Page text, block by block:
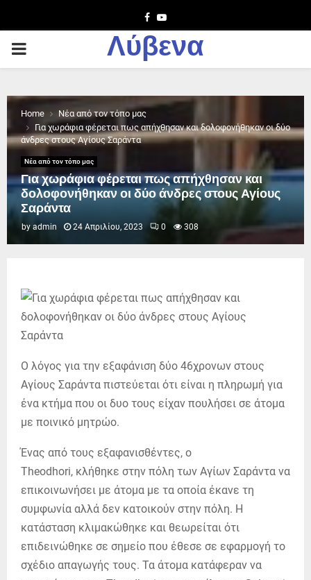
Facebook
Youtube
PRIMARY
Λύβενα
Home
Νέα από τον τόπο μας
Για χωράφια φέρεται πως απήχθησαν και δολοφονήθηκαν οι δύο
άνδρες στους Αγίους Σαράντα
Νέα από τον τόπο μας
Για χωράφια φέρεται πως απήχθησαν και
δολοφονήθηκαν οι δύο άνδρες στους Αγίους
Σαράντα
by admin 24 Απριλίου, 2023 0 308
Ο λόγος για την εξαφάνιση δύο 46χρονων στους
Αγίους Σαράντα πιστεύεται ότι είναι η πληρωμή για
ένα κτήμα που οι δυο τους είχαν πουλήσει σε άτομα
με ποινικό μητρώο.
Ένας από τους εξαφανισθέντες, ο
Theodhori, κλήθηκε στην πόλη των Αγίων Σαράντα να
επικοινωνήσει με άτομα με τα οποία έκανε τη
συμφωνία αλλά δεν κατοικούν στην πόλη. Η
κατάσταση κλιμακώθηκε και θεωρείται ότι
επιδεινώθηκε σε σημείο που έθεσε σε εφαρμογή το
σχέδιο απαγωγής τους. Τα άτομα κατάφεραν να